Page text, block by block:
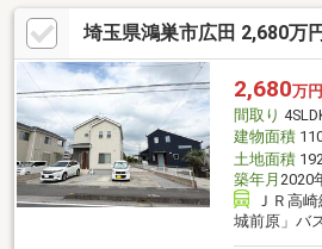
コンセント・スイッチ・シーリング交換/
ニング◆敷地34坪以上◆小・中学校近く
商業施設近く便利直ぐ見たい方は、TEL
ください。資料請求（オレンジ色ボタン
約頂けます。住宅ローン無料相談会毎日
ちしております
埼玉県鴻巣市広田 2,680万
2,680万円
間取り
建物面積
土地面積
築年月 2020
ＪＲ高
城前原」バ